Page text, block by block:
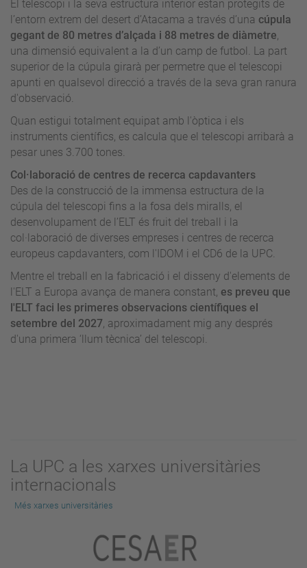
El telescopi i la seva estructura interior estan protegits de
l’entorn extrem del desert d’Atacama a través d’una cúpula
gegant de 80 metres d’alçada i 88 metres de diàmetre
una dimensió equivalent a la d’un camp de futbol. La part
superior de la cúpula girarà per permetre que el telescopi
apunti en qualsevol direcció a través de la seva gran ranura
d'observació.
Quan estigui totalment equipat amb l'òptica i els
instruments científics, es calcula que el telescopi arribarà a
pesar unes 3.700 tones.
Col·laboració de centres de recerca capdavanters
Des de la construcció de la immensa estructura de la
cúpula del telescopi fins a la fosa dels miralls, el
desenvolupament de l’ELT és fruit del treball i la
col·laboració de diverses empreses i centres de recerca
europeus capdavanters, com l'IDOM i el CD6 de la UPC.
Mentre el treball en la fabricació i el disseny d'elements de
l'ELT a Europa avança de manera constant, es preveu que
l'ELT faci les primeres observacions científiques el
setembre del 2027 , aproximadament mig any després
d'una primera ‘llum tècnica’ del telescopi.
La UPC a les xarxes universitàries
internacionals
Més xarxes universitàries